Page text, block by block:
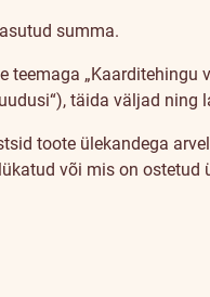
summa.
teemaga
täida väljad
toote ülekandega
või mis on